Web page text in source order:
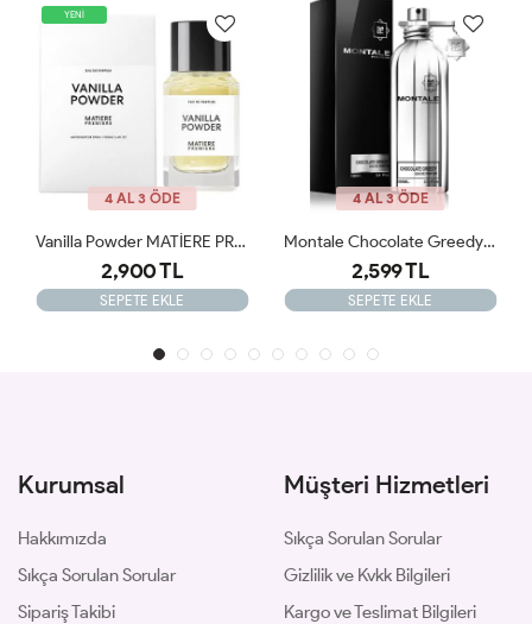
Vanilla Powder MATİERE PREMİERE 100ml JLT
4 AL 3 ÖDE
Montale Chocolate Greedy EDP 100 Ml Unisex Parfüm JLT
2,599 TL
SEPETE EKLE
4 AL 3 ÖDE
2,900 TL
SEPETE EKLE
Kurumsal
Hakkımızda
Sıkça Sorulan Sorular
Sipariş Takibi
Müşteri Hizmetleri
Sıkça Sorulan Sorular
Gizlilik ve Kvkk Bilgileri
Kargo ve Teslimat Bilgileri